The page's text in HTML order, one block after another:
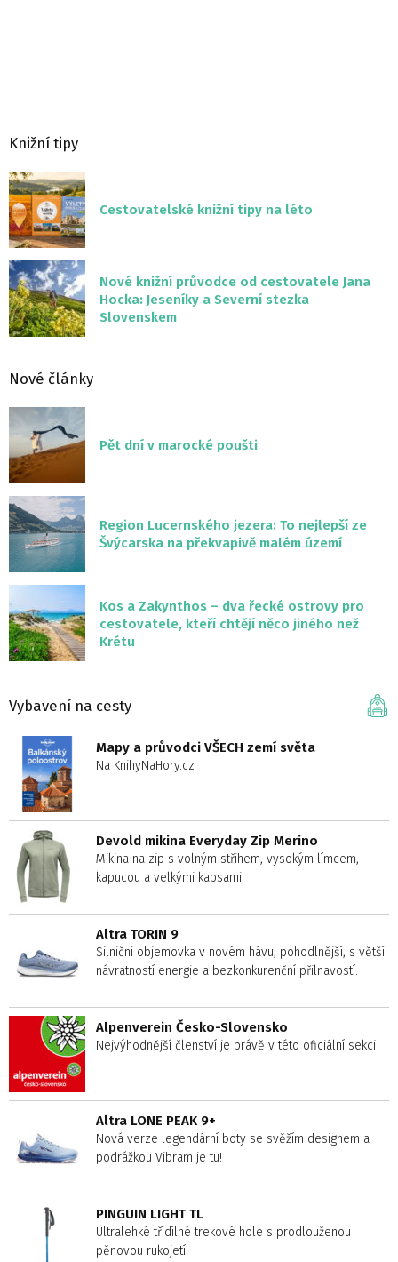
Knižní tipy
Cestovatelské knižní tipy na léto
Nové knižní průvodce od cestovatele Jana
Hocka: Jeseníky a Severní stezka
Slovenskem
Nové články
Pět dní v marocké poušti
Region Lucernského jezera: To nejlepší ze
Švýcarska na překvapivě malém území
Kos a Zakynthos – dva řecké ostrovy pro
cestovatele, kteří chtějí něco jiného než
Krétu
Vybavení na cesty
Mapy a průvodci VŠECH zemí světa
Na KnihyNaHory.cz
Devold mikina Everyday Zip Merino
Mikina na zip s volným střihem, vysokým límcem,
kapucou a velkými kapsami.
Altra TORIN 9
Silniční objemovka v novém hávu, pohodlnější, s větší
návratností energie a bezkonkurenční přilnavostí.
Alpenverein Česko-Slovensko
Nejvýhodnější členství je právě v této oficiální sekci
Altra LONE PEAK 9+
Nová verze legendární boty se svěžím designem a
podrážkou Vibram je tu!
PINGUIN LIGHT TL
Ultralehké třídílné trekové hole s prodlouženou
pěnovou rukojetí.